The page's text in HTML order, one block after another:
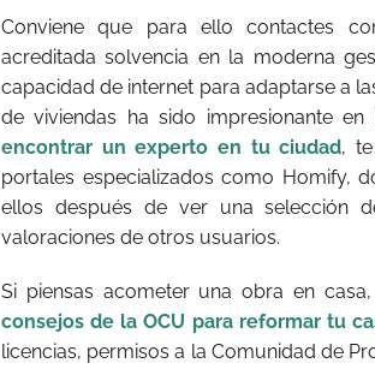
Conviene que para ello contactes
acreditada solvencia en la moderna
capacidad de internet para adaptarse a
de viviendas ha sido impresionante
encontrar un experto en tu ciudad,
portales especializados como Homify,
ellos después de ver una selección
valoraciones de otros usuarios.
Si piensas acometer una obra en
consejos de la OCU para reformar tu
licencias, permisos a la Comunidad de